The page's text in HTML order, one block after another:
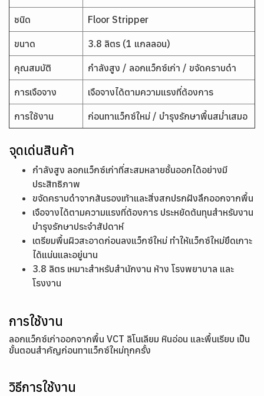
ชนิด Floor Stripper
ขนาด 3.8 ลิตร (1 แกลลอน)
คุณสมบัติ กำลังสูง / ลอกแว็กซ์เก่า / ขจัดคราบดำ
การเจือจาง เจือจางได้ตามความแรงที่ต้องการ
การใช้งาน ก่อนทาแว็กซ์ใหม่ / บำรุงรักษาพื้นสม่ำเสมอ
จุดเด่นสินค้า
กำลังสูง ลอกแว็กซ์เก่าที่สะสมหลายชั้นออกได้อย่างมี
ประสิทธิภาพ
ขจัดคราบดำจากส้นรองเท้าและสิ่งสกปรกฝังลึกออกจากพื้น
เจือจางได้ตามความแรงที่ต้องการ ประหยัดต้นทุนสำหรับงาน
บำรุงรักษาประจำสัปดาห์
เตรียมพื้นผิวสะอาดก่อนลงแว็กซ์ใหม่ ทำให้แว็กซ์ใหม่ยึดเกาะ
ได้แน่นและอยู่นาน
3.8 ลิตร เหมาะสำหรับสำนักงาน ห้าง โรงพยาบาล และ
โรงงาน
การใช้งาน
ลอกแว็กซ์เก่าออกจากพื้น VCT ลิโนเลียม หินอ่อน และพื้นเรียบ เป็น
ขั้นตอนสำคัญก่อนทาแว็กซ์ใหม่ทุกครั้ง
วิธีการใช้งาน